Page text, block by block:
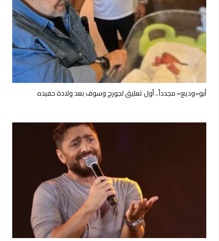
أبو«وديع» مجدداً.. أول تعليق لجورج وسوف بعد ولادة حفيده